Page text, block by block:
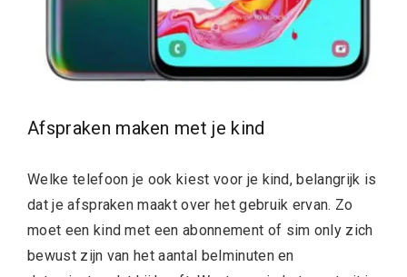
Afspraken maken met je kind
Welke telefoon je ook kiest voor je kind, belangrijk is
dat je afspraken maakt over het gebruik ervan. Zo
moet een kind met een abonnement of sim only zich
bewust zijn van het aantal belminuten en